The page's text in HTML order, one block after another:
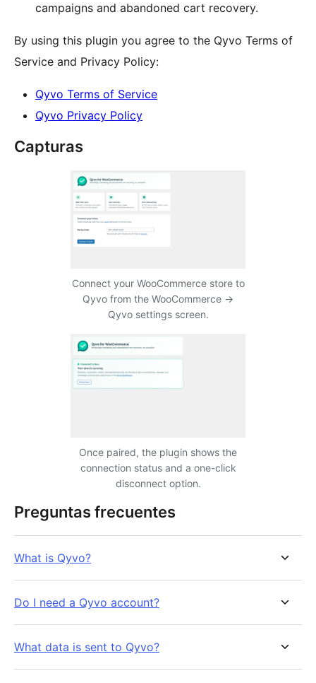
campaigns and abandoned cart recovery.
By using this plugin you agree to the Qyvo Terms of
Service and Privacy Policy:
Qyvo Terms of Service
Qyvo Privacy Policy
Capturas
Connect your WooCommerce store to
Qyvo from the WooCommerce →
Qyvo settings screen.
Once paired, the plugin shows the
connection status and a one-click
disconnect option.
Preguntas frecuentes
What is Qyvo?
Do I need a Qyvo account?
What data is sent to Qyvo?